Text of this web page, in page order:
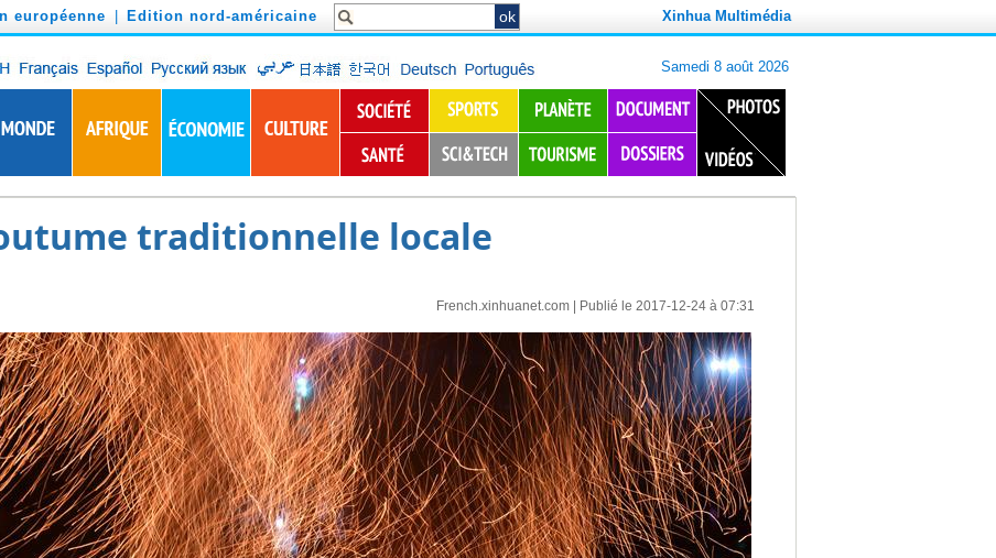
européenne Edition nord-américaine Xinhua Multimédia
traditionnelle locale
French.xinhuanet.com| Publié le 2017-12-24 à 07:31